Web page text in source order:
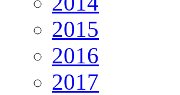
2015
2016
2017